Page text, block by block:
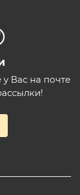
Вас на почте